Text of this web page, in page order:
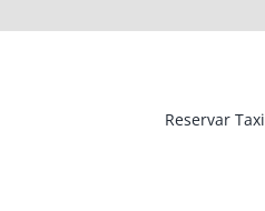
Reservar Taxi